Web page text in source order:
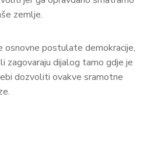
zemlje.
osnovne postulate demokracije,
zagovaraju dijalog tamo gdje je
dozvoliti ovakve sramotne